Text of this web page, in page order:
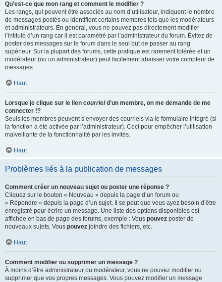
Qu’est-ce que mon rang et comment le modifier ?
Les rangs, qui peuvent être associés au nom d’utilisateur, indiquent le nombre
de messages postés ou identifient certains membres tels que les modérateurs
et administrateurs. En général, vous ne pouvez pas directement modifier
l’intitulé d’un rang car il est paramétré par l’administrateur du forum. Évitez de
poster des messages sur le forum dans le seul but de passer au rang
supérieur. Sur la plupart des forums, cette pratique est rarement tolérée et un
modérateur (ou un administrateur) peut facilement abaisser votre compteur de
messages.
Haut
Lorsque je clique sur le lien courrield’un membre, on me demande de me
connecter !?
Seuls les membres peuvent s’envoyer des courriels via le formulaire intégré (si
la fonction a été activée par l’administrateur). Ceci pour empêcher l’utilisation
malveillante de la fonctionnalité par les invités.
Haut
Problèmes liés à la publication de messages
Comment créer un nouveau sujet ou poster une réponse ?
Cliquez sur le bouton « Nouveau » depuis la page d’un forum ou
« Répondre » depuis la page d’un sujet. Il se peut que vous ayez besoin d’être
enregistré pour écrire un message. Une liste des options disponibles est
affichée en bas de page des forums, exemple : Vous pouvez poster de
nouveaux sujets, Vous pouvez joindre des fichiers, etc.
Haut
Comment modifier ou supprimer un message ?
À moins d’être administrateur ou modérateur, vous ne pouvez modifier ou
supprimer que vos propres messages. Vous pouvez modifier un message